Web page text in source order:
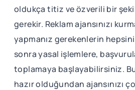
oldukça titiz ve özverili bir
gerekir. Reklam ajansınızı
yapmanız gerekenlerin
sonra yasal işlemlere,
toplamaya başlayabilirsiniz.
hazır olduğundan ajansınızı